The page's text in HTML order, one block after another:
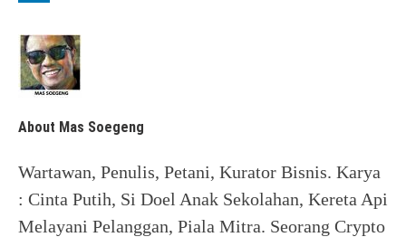
About Mas Soegeng
Wartawan, Penulis, Petani, Kurator Bisnis. Karya
: Cinta Putih, Si Doel Anak Sekolahan, Kereta Api
Melayani Pelanggan, Piala Mitra. Seorang Crypto